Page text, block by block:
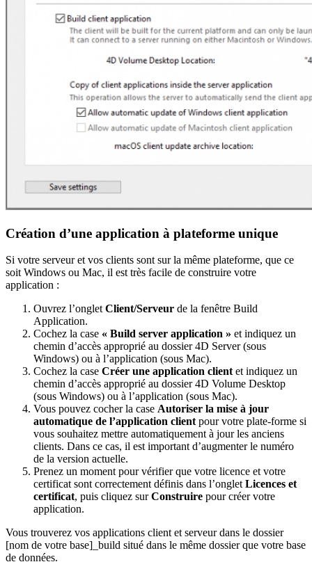
Création d’une application à plateforme unique
Si votre serveur et vos clients sont sur la même plateforme, que ce
soit Windows ou Mac, il est très facile de construire votre
application :
Ouvrez l’onglet Client/Serveur de la fenêtre Build
Application.
Cochez la case « Build server application » et indiquez un
chemin d’accès approprié au dossier 4D Server (sous
Windows) ou à l’application (sous Mac).
Cochez la case Créer une application client et indiquez un
chemin d’accès approprié au dossier 4D Volume Desktop
(sous Windows) ou à l’application (sous Mac).
Vous pouvez cocher la case Autoriser la mise à jour
automatique de l’application client pour votre plate-forme si
vous souhaitez mettre automatiquement à jour les anciens
clients. Dans ce cas, il est important d’augmenter le numéro
de la version actuelle.
Prenez un moment pour vérifier que votre licence et votre
certificat sont correctement définis dans l’onglet Licences et
certificat, puis cliquez surConstruire pour créer votre
application.
Vous trouverez vos applications client et serveur dans le dossier
[nom de votre base]_build situé dans le même dossier que votre base
de données.